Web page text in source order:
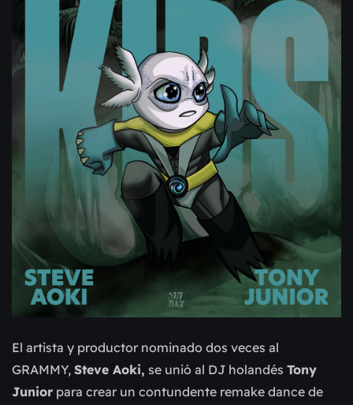
El artista y productor nominado dos veces al
GRAMMY, Steve Aoki, se unió al DJ holandés Tony
Junior para crear un contundente remake dance de